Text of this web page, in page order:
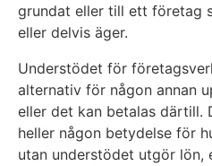
grundat eller till ett företag
eller delvis äger.
Understödet för
alternativ för någon annan
eller det kan betalas därtill.
heller någon betydelse för
utan understödet utgör lön,